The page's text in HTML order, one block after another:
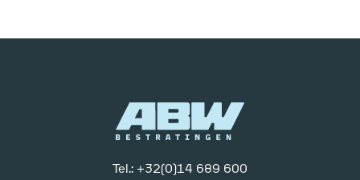
Tel.: +32(0)14 689 600